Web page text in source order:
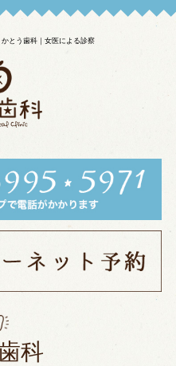
とう歯科｜女医による診察
科